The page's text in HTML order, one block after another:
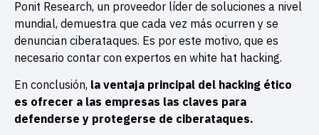
Ponit Research, un proveedor líder de soluciones a nivel
mundial, demuestra que cada vez más ocurren y se
denuncian ciberataques. Es por este motivo, que es
necesario contar con expertos en white hat hacking.
En conclusión, la ventaja principal del hacking ético
es ofrecer a las empresas las claves para
defenderse y protegerse de ciberataques.